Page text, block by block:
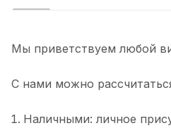
Мы приветствуем любой
С нами можно
Наличными: личное